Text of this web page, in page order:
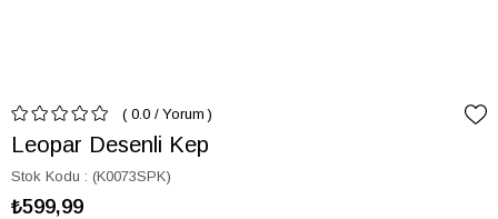
0.0 / Yorum
Leopar Desenli Kep
Stok Kodu (K0073SPK)
₺599,99